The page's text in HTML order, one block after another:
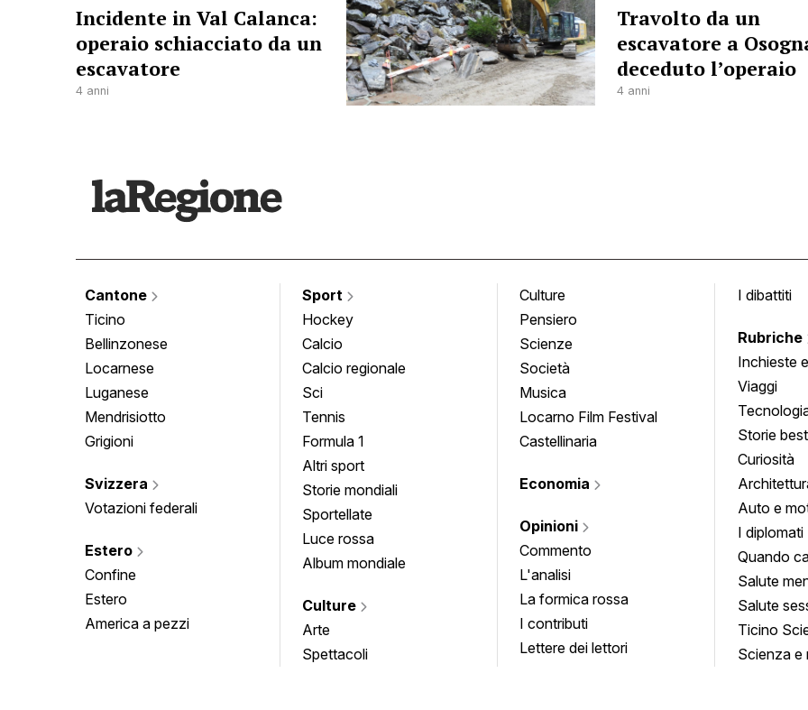
Incidente in Val Calanca:
operaio schiacciato da un
escavatore
4 anni
Travolto da un
escavatore a
deceduto l’operaio
4 anni
Cantone
Ticino
Bellinzonese
Locarnese
Luganese
Mendrisiotto
Grigioni
Svizzera
Votazioni federali
Estero
Confine
Estero
America a pezzi
Sport
Hockey
Calcio
Calcio regionale
Sci
Tennis
Formula 1
Altri sport
Storie mondiali
Sportellate
Luce rossa
Album mondiale
Culture
Arte
Spettacoli
Culture
Pensiero
Scienze
Società
Musica
Locarno Film Festival
Castellinaria
Economia
Opinioni
Commento
L'analisi
La formica rossa
I contributi
Lettere dei lettori
I dibattiti
Rubriche
Inchieste e
Viaggi
Storie
Curiosità
Auto e
I diplomati
Quando
Salute
Salute
Ticino
Scienza e